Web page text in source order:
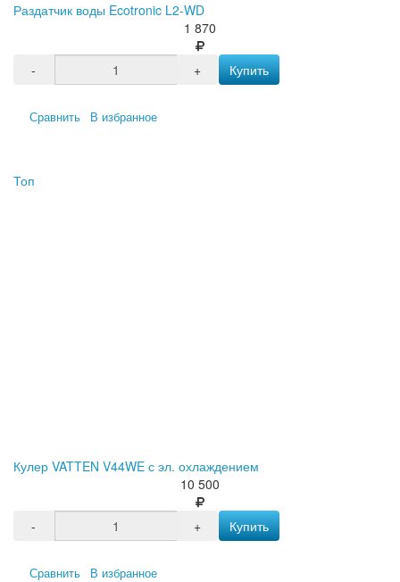
Раздатчик воды Ecotronic L2-WD
1 870
- + Купить
Сравнить В избранное
Топ
Кулер VATTEN V44WE с эл. охлаждением
10 500
- + Купить
Сравнить В избранное